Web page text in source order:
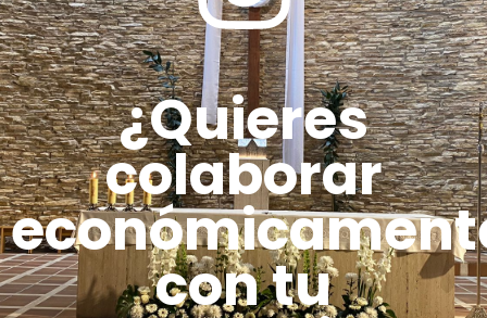
¿Quieres
colaborar
con tu